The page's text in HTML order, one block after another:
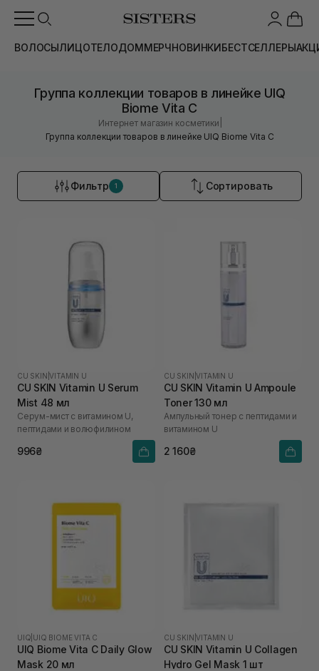
ВОЛОСЫЛИЦОТЕЛОДОММЕРЧНОВИНКИБЕСТСЕЛЛЕРЫ
Группа коллекции товаров в линейке UIQ
Biome Vita C
Интернет магазин косметики
Группа коллекции товаров в линейке UIQ Biome Vita C
Фильтр 1 Сортировать
CU SKIN |VITAMIN U
CU SKIN Vitamin U Serum
Mist 48 мл
Серум-мист с витамином U,
пептидами и волюфилином
996₴
CU SKIN |VITAMIN U
CU SKIN Vitamin U Ampoule
Toner 130 мл
Ампульный тонер с пептидами и
витамином U
2 160₴
UIQ UIQ BIOME VITA C
UIQ Biome Vita C Daily Glow
Mask 20 мл
CU SKIN |VITAMIN U
CU SKIN Vitamin U Collagen
Hydro Gel Mask 1 шт